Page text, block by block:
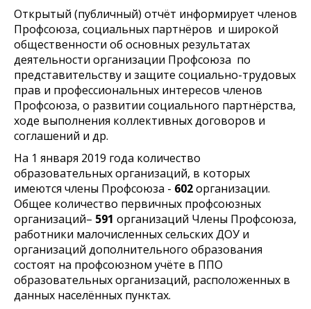
Открытый (публичный) отчёт информирует членов
Профсоюза, социальных партнёров и широкой
общественности об основных результатах
деятельности организации Профсоюза по
представительству и защите социально-трудовых
прав и профессиональных интересов членов
Профсоюза, о развитии социального партнёрства,
ходе выполнения коллективных договоров и
соглашений и др.
На 1 января 2019 года количество
образовательных организаций, в которых
имеются члены Профсоюза - 602организации.
Общее количество первичных профсоюзных
организаций– 591 организаций Члены Профсоюза,
работники малочисленных сельских ДОУ и
организаций дополнительного образования
состоят на профсоюзном учёте в ППО
образовательных организаций, расположенных в
данных населённых пунктах.